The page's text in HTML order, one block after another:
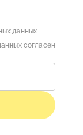
данных
согласен